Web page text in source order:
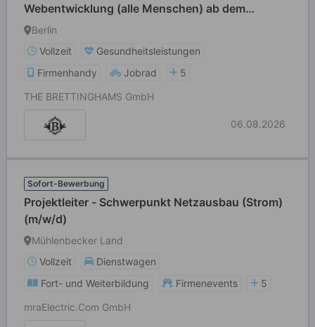
Webentwicklung (alle Menschen) ab dem
15.09.26
Berlin
Vollzeit
Gesundheitsleistungen
Firmenhandy
Jobrad
5
THE BRETTINGHAMS GmbH
06.08.2026
Sofort-Bewerbung
Projektleiter - Schwerpunkt Netzausbau (Strom)
(m/w/d)
Mühlenbecker Land
Vollzeit
Dienstwagen
Fort- und Weiterbildung
Firmenevents
5
mraElectric.Com GmbH